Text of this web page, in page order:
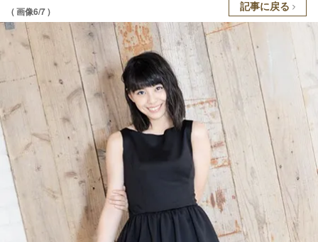
( 画像6/7 ) 記事に戻る